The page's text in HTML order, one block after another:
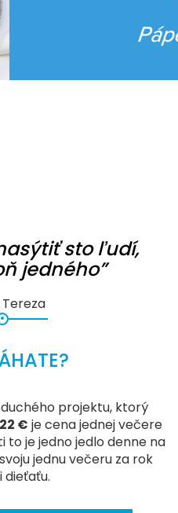
sto ľudí,
jedného”
projektu, ktorý
22 € je cena jednej večere
to je jedno jedlo denne na
jednu večeru za rok
dieťaťu.